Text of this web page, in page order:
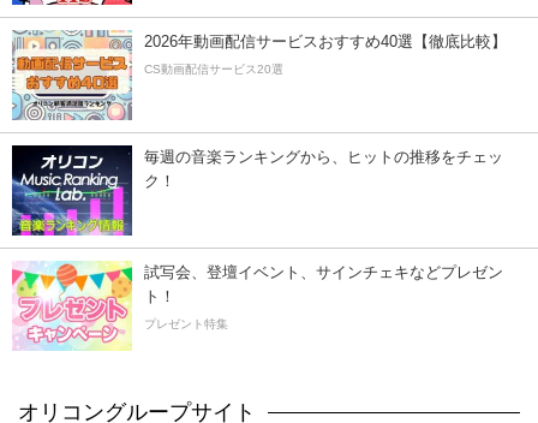
2026年動画配信サービスおすすめ40選【徹底比較】
CS動画配信サービス20選
毎週の音楽ランキングから、ヒットの推移をチェッ
ク！
試写会、登壇イベント、サインチェキなどプレゼン
ト！
プレゼント特集
オリコングループサイト